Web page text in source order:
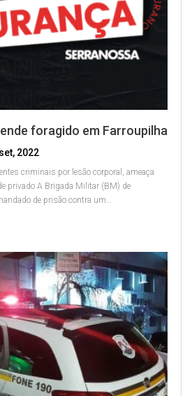
foragido em Farroupilha
2022
criminais por lesão corporal, ameaça
privado A Brigada Militar (BM) de
de prisão contra um…